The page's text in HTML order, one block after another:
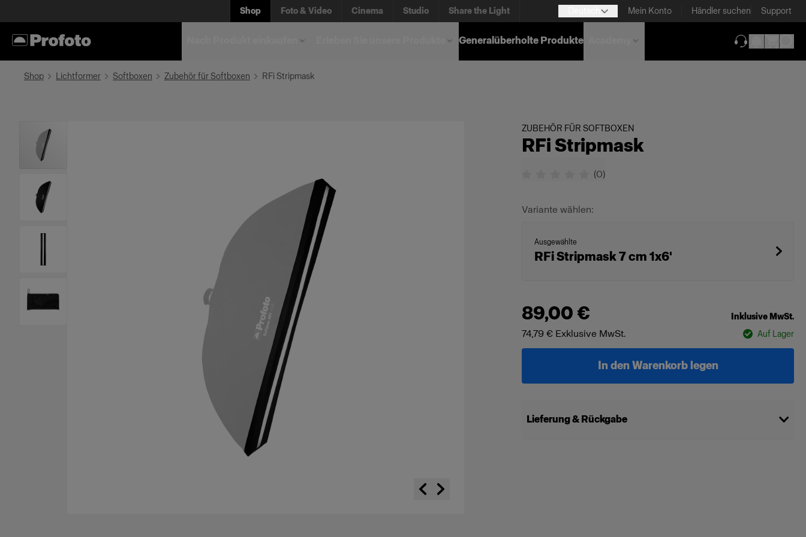
Shop Foto & Video Cinema Studio Share the Light Mein Konto Händler suchen Support
Generalüberholte Produkte
Shop Lichtformer Softboxen Zubehör für Softboxen RFi Stripmask
ZUBEHÖR FÜR SOFTBOXEN
RFi Stripmask
(0)
Variante wählen:
Ausgewählte
RFi Stripmask 7 cm 1x6'
89,00 € Inklusive MwSt.
74,79 € Exklusive MwSt. Auf Lager
In den Warenkorb legen
Lieferung & Rückgabe